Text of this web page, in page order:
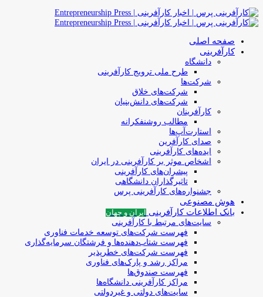
صفحه اصلی
کارآفرینی
دانشگاه
طرح ملی ترویج کارآفرینی
شرکت‌ها
شرکت‌های خلاق
شرکت‌های دانش‌بنیان
کارآفرینان
مطالب روشنفکرانه
استارت‌آپ‌ها
صدای کارآفرین
ایده‌های کارآفرینی
اشخاص موثر بر کارآفرینی در ایران
پیشران‌های کارآفرینی
تاثیرگذاران دانشگاهی
جشنواره‌های کارآفرینی‌ پرس
هوش مصنوعی
بانک اطلاعات کارآفرینی
ایران و جهان
سایت‌های مرتبط با کارآفرینی
فهرست شرکت‌های‌‌ توسعه‌ خدمات فناوری
فهرست شتاب‌دهنده‌ها‌ و فرشتگان‌ سرمایه‌گذاری
فهرست شرکت‌های خطرپذیر
مراکز رشد و پارک‌های فناوری
فهرست صندوق‌ها
مراکز کارآفرینی دانشگاه‌ها
سایت‌های دولتی و غیردولتی